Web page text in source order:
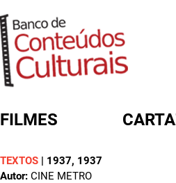
FILMES
TEXTOS | 1937, 1937
Autor: CINE METRO
FORMULÁRIO